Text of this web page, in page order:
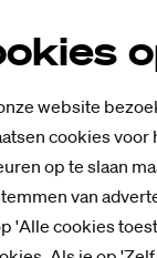
website
cookies
op te slaan
van
'Alle cookies
een
geen. “Alle
gebruik van
extra
of haar